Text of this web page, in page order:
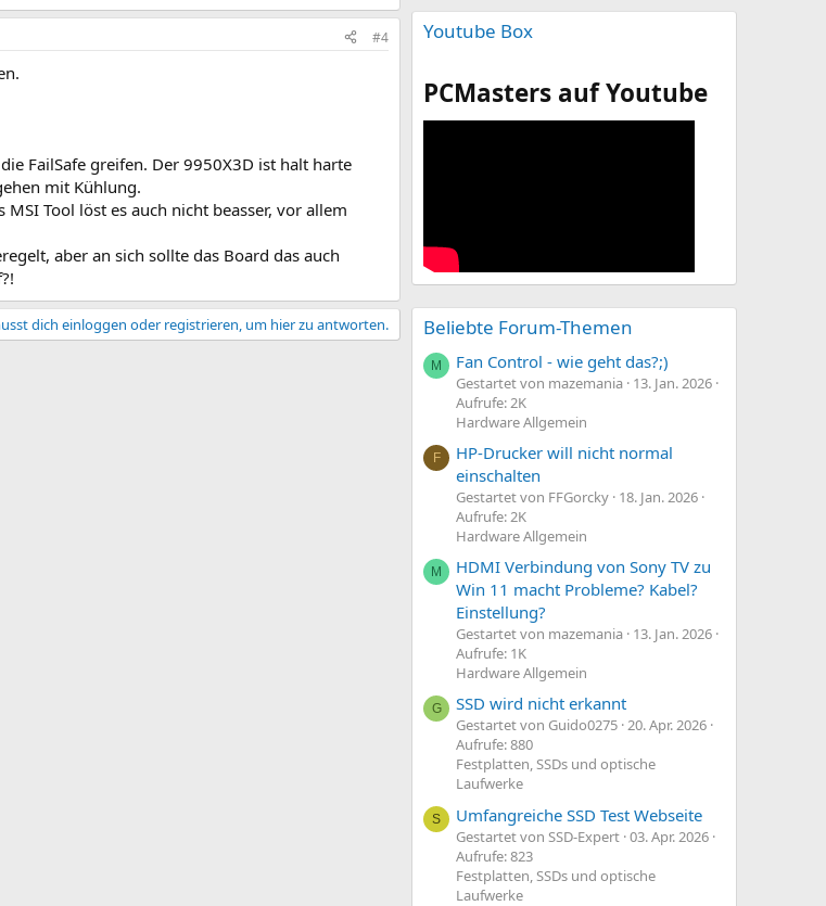
#4
FailSafe greifen. Der 9950X3D ist halt harte
mit Kühlung.
Tool löst es auch nicht beasser, vor allem
aber an sich sollte das Board das auch
dich einloggen oder registrieren, um hier zu antworten.
Youtube Box
PCMasters auf Youtube
Beliebte Forum-Themen
M Fan Control - wie geht das?;)
Gestartet von mazemania 13. Jan. 2026
Aufrufe: 2K
Hardware Allgemein
F
HP-Drucker will nicht normal
einschalten
Gestartet von FFGorcky 18. Jan. 2026
Aufrufe: 2K
Hardware Allgemein
M
HDMI Verbindung von Sony TV zu
Win 11 macht Probleme? Kabel?
Einstellung?
Gestartet von mazemania 13. Jan. 2026
Aufrufe: 1K
Hardware Allgemein
G SSD wird nicht erkannt
Gestartet von Guido0275 20. Apr. 2026
Aufrufe: 880
Festplatten, SSDs und optische
Laufwerke
S Umfangreiche SSD Test Webseite
Gestartet von SSD-Expert 03. Apr. 2026
Aufrufe: 823
Festplatten, SSDs und optische
Laufwerke